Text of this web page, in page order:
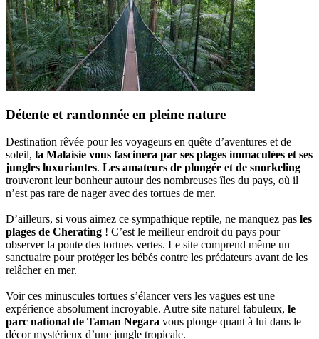
Détente et randonnée en pleine nature
Destination rêvée pour les voyageurs en quête d’aventures et de
soleil, la Malaisie vous fascinera par ses plages immaculées et ses
jungles luxuriantes. Les amateurs de plongée et de snorkeling
trouveront leur bonheur autour des nombreuses îles du pays, où il
n’est pas rare de nager avec des tortues de mer.
D’ailleurs, si vous aimez ce sympathique reptile, ne manquez pas les
plages de Cherating ! C’est le meilleur endroit du pays pour
observer la ponte des tortues vertes. Le site comprend même un
sanctuaire pour protéger les bébés contre les prédateurs avant de les
relâcher en mer.
Voir ces minuscules tortues s’élancer vers les vagues est une
expérience absolument incroyable. Autre site naturel fabuleux, le
parc national de Taman Negara vous plonge quant à lui dans le
décor mystérieux d’une jungle tropicale.